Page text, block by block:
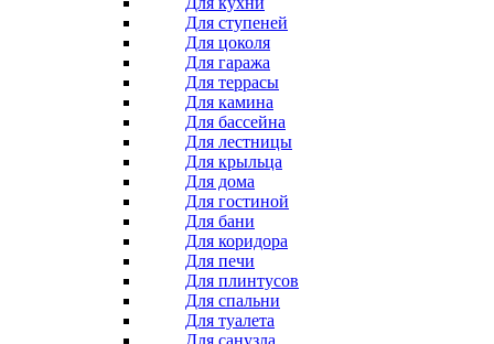
Для ступеней
Для цоколя
Для гаража
Для террасы
Для камина
Для бассейна
Для лестницы
Для крыльца
Для дома
Для гостиной
Для бани
Для коридора
Для печи
Для плинтусов
Для спальни
Для туалета
Для санузла